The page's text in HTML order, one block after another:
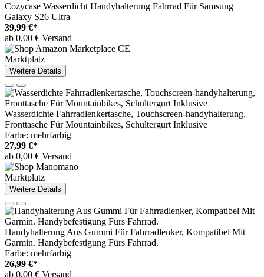
Cozycase Wasserdicht Handyhalterung Fahrrad Für Samsung
Galaxy S26 Ultra
39,99 €*
ab 0,00 € Versand
Marktplatz
Weitere Details
Wasserdichte Fahrradlenkertasche, Touchscreen-handyhalterung,
Fronttasche Für Mountainbikes, Schultergurt Inklusive
Farbe: mehrfarbig
27,99 €*
ab 0,00 € Versand
Marktplatz
Weitere Details
Handyhalterung Aus Gummi Für Fahrradlenker, Kompatibel Mit
Garmin. Handybefestigung Fürs Fahrrad.
Farbe: mehrfarbig
26,99 €*
ab 0,00 € Versand